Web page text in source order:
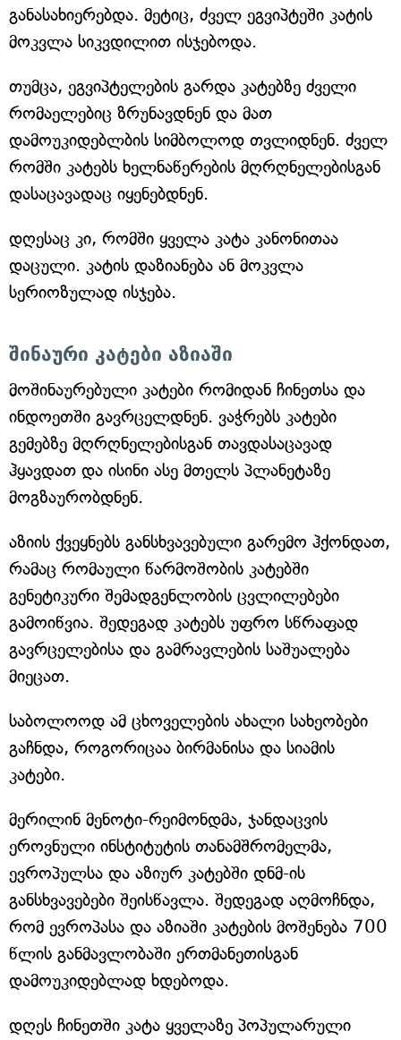
განასახიერებდა. მეტიც, ძველ ეგვიპტეში კატის
მოკვლა სიკვდილით ისჯებოდა.
თუმცა, ეგვიპტელების გარდა კატებზე ძველი
რომაელებიც ზრუნავდნენ და მათ
დამოუკიდებლბის სიმბოლოდ თვლიდნენ. ძველ
რომში კატებს ხელნაწერების მღრღნელებისგან
დასაცავადაც იყენებდნენ.
დღესაც კი, რომში ყველა კატა კანონითაა
დაცული. კატის დაზიანება ან მოკვლა
სერიოზულად ისჯება.
შინაური კატები აზიაში
მოშინაურებული კატები რომიდან ჩინეთსა და
ინდოეთში გავრცელდნენ. ვაჭრებს კატები
გემებზე მღრღნელებისგან თავდასაცავად
ჰყავდათ და ისინი ასე მთელს პლანეტაზე
მოგზაურობდნენ.
აზიის ქვეყნებს განსხვავებული გარემო ჰქონდათ,
რამაც რომაული წარმოშობის კატებში
გენეტიკური შემადგენლობის ცვლილებები
გამოიწვია. შედეგად კატებს უფრო სწრაფად
გავრცელებისა და გამრავლების საშუალება
მიეცათ.
საბოლოოდ ამ ცხოველების ახალი სახეობები
გაჩნდა, როგორიცაა ბირმანისა და სიამის
კატები.
მერილინ მენოტი-რეიმონდმა, ჯანდაცვის
ეროვნული ინსტიტუტის თანამშრომელმა,
ევროპულსა და აზიურ კატებში დნმ-ის
განსხვავებები შეისწავლა. შედეგად აღმოჩნდა,
რომ ევროპასა და აზიაში კატების მოშენება 700
წლის განმავლობაში ერთმანეთისგან
დამოუკიდებლად ხდებოდა.
დღეს ჩინეთში კატა ყველაზე პოპულარული